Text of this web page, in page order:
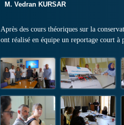
M. Vedran KURSAR
Après des cours théoriques sur la
ont réalisé en équipe un reportage court à